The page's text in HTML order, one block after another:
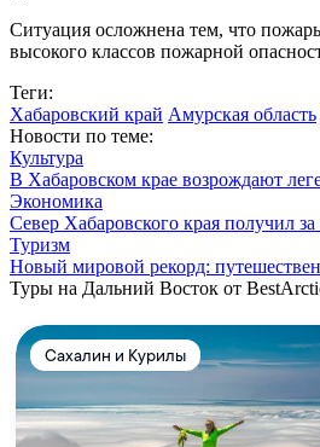
Ситуация осложнена тем, что
высокого классов пожарной
Теги:
Хабаровский край Амурская область
Новости по теме:
Культура
В Хабаровском крае возрождают
Экономика
Север Хабаровского края получил
Туризм
Новый мировой рекорд:
Туры на Дальний Восток от